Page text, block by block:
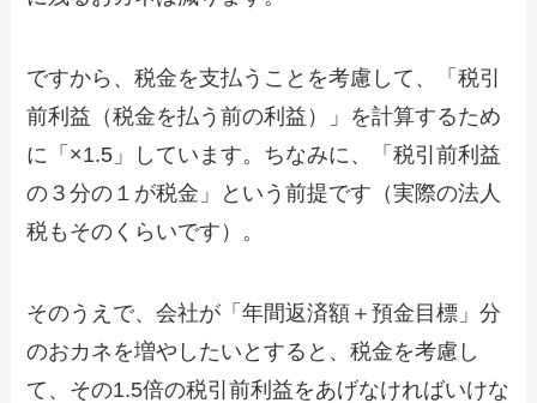
ですから、税金を支払うことを考慮して、「税引
前利益（税金を払う前の利益）」を計算するため
に「×1.5」しています。ちなみに、「税引前利益
の３分の１が税金」という前提です（実際の法人
税もそのくらいです）。
そのうえで、会社が「年間返済額＋預金目標」分
のおカネを増やしたいとすると、税金を考慮し
て、その1.5倍の税引前利益をあげなければいけな